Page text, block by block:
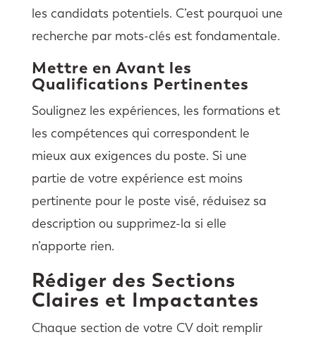
les candidats potentiels. C’est pourquoi une
recherche par mots-clés est fondamentale.
Mettre en Avant les
Qualifications Pertinentes
Soulignez les expériences, les formations et
les compétences qui correspondent le
mieux aux exigences du poste. Si une
partie de votre expérience est moins
pertinente pour le poste visé, réduisez sa
description ou supprimez-la si elle
n’apporte rien.
Rédiger des Sections
Claires et Impactantes
Chaque section de votre CV doit remplir